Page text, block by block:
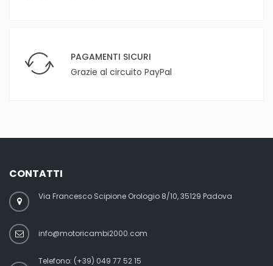
PAGAMENTI SICURI
Grazie al circuito PayPal
CONTATTI
Via Francesco Scipione Orologio 8/10, 35129 Padova
info@motoricambi2000.com
Telefono: (+39) 049 77 52 15